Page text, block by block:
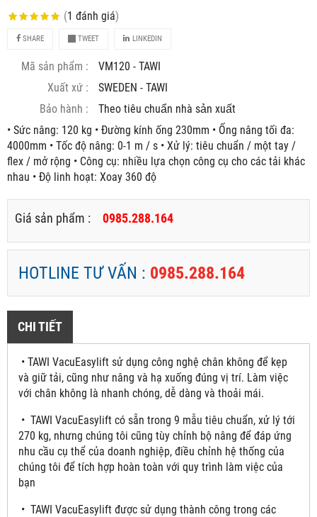
(1 đánh giá)
SHARE TWEET LINKEDIN
Mã sản phẩm :
VM120 - TAWI
Xuất xứ :
SWEDEN - TAWI
Bảo hành :
Theo tiêu chuẩn nhà sản xuất
• Sức nâng: 120 kg • Đường kính ống 230mm • Ống nâng tối đa:
4000mm • Tốc độ nâng: 0-1 m / s • Xử lý: tiêu chuẩn / một tay /
flex / mở rộng • Công cụ: nhiều lựa chọn công cụ cho các tải khác
nhau • Độ linh hoạt: Xoay 360 độ
Giá sản phẩm : 0985.288.164
HOTLINE TƯ VẤN : 0985.288.164
CHI TIẾT
• TAWI VacuEasylift sử dụng công nghệ chân không để kẹp
và giữ tải, cũng như nâng và hạ xuống đúng vị trí. Làm việc
với chân không là nhanh chóng, dễ dàng và thoải mái.
• TAWI VacuEasylift có sẵn trong 9 mẫu tiêu chuẩn, xử lý tới
270 kg, nhưng chúng tôi cũng tùy chỉnh bộ nâng để đáp ứng
nhu cầu cụ thể của doanh nghiệp, điều chỉnh hệ thống của
chúng tôi để tích hợp hoàn toàn với quy trình làm việc của
bạn
• TAWI VacuEasylift được sử dụng thành công trong các